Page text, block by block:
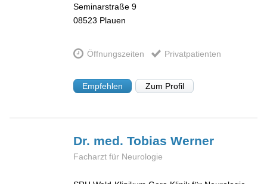
Seminarstraße 9
08523 Plauen
Öffnungszeiten Privatpatienten
Empfehlen Zum Profil
Dr. med. TobiasWerner
Facharzt für Neurologie